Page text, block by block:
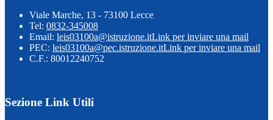
Viale Marche, 13 - 73100 Lecce
Tel: 0832-345008
Email: leis03100a@istruzione.itLink per inviare una mail
PEC: leis03100a@pec.istruzione.itLink per inviare una mail
C.F.: 80012240752
Sezione Link Utili